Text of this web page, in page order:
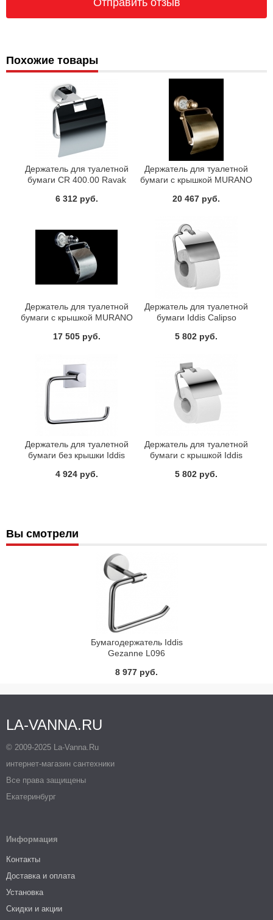
Похожие товары
Держатель для туалетной
бумаги CR 400.00 Ravak
6 312 руб.
Держатель для туалетной
бумаги с крышкой MURANO
10901-CRST-BR
20 467 руб.
Держатель для туалетной
бумаги с крышкой MURANO
10901-CRST-CH
17 505 руб.
Держатель для туалетной
бумаги Iddis Calipso
5 802 руб.
Держатель для туалетной
бумаги без крышки Iddis
4 924 руб.
Держатель для туалетной
бумаги с крышкой Iddis
5 802 руб.
Вы смотрели
Бумагодержатель Iddis
Gezanne L096
8 977 руб.
LA-VANNA.RU
© 2009-2025 La-Vanna.Ru
интернет-магазин сантехники
Все права защищены
Екатеринбург
Информация
Контакты
Доставка и оплата
Установка
Скидки и акции